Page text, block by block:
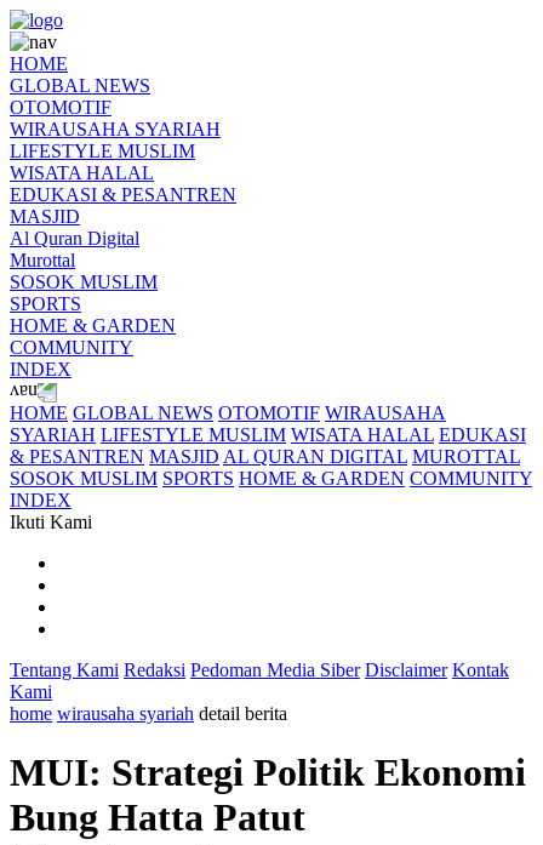
HOME
GLOBAL NEWS
OTOMOTIF
WIRAUSAHA SYARIAH
LIFESTYLE MUSLIM
WISATA HALAL
EDUKASI & PESANTREN
MASJID
Al Quran Digital
Murottal
SOSOK MUSLIM
SPORTS
HOME & GARDEN
COMMUNITY
INDEX
HOME GLOBAL NEWS OTOMOTIF WIRAUSAHA
SYARIAH LIFESTYLE MUSLIM WISATA HALAL EDUKASI
& PESANTREN MASJID AL QURAN DIGITAL MUROTTAL
SOSOK MUSLIM SPORTS HOME & GARDEN COMMUNITY
INDEX
Ikuti Kami
Tentang Kami Redaksi Pedoman Media Siber Disclaimer Kontak
Kami
home wirausaha syariah detail berita
MUI: Strategi Politik Ekonomi
Bung Hatta Patut